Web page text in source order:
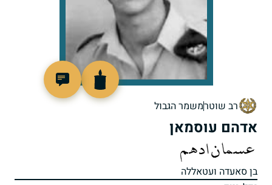
רב שוטרמשמר הגבול
אדהם עוסמאן
בן סאעדה ועטאללה